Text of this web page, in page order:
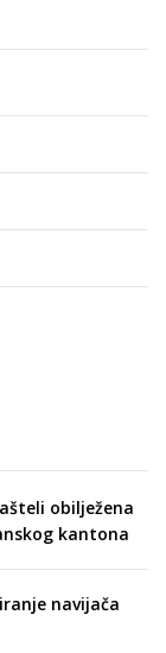
obilježena
kantona
navijača